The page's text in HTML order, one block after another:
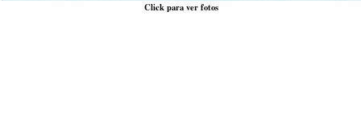
Click para ver fotos